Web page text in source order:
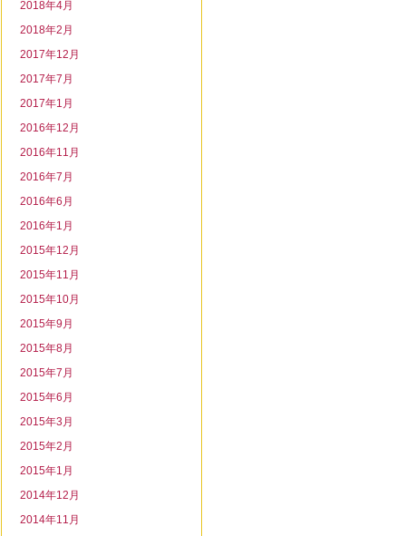
2018年4月
2018年2月
2017年12月
2017年7月
2017年1月
2016年12月
2016年11月
2016年7月
2016年6月
2016年1月
2015年12月
2015年11月
2015年10月
2015年9月
2015年8月
2015年7月
2015年6月
2015年3月
2015年2月
2015年1月
2014年12月
2014年11月